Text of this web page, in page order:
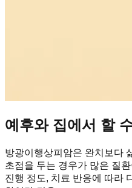
예후와 집에서 할
방광이행상피암은 완치보다
초점을 두는 경우가 많은 질
진행 정도, 치료 반응에 따라